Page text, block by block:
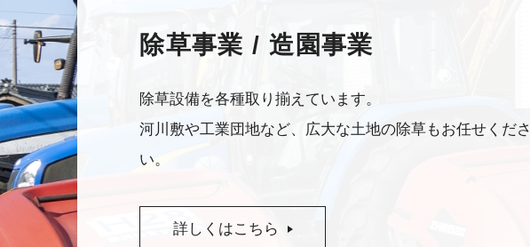
除草事業 / 造園事業
除草設備を各種取り揃えています。
河川敷や工業団地など、広大な土地の除草もお任せくださ
い。
詳しくはこちら